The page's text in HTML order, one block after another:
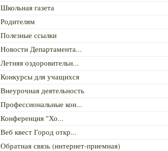
Школьная газета
Родителям
Полезные ссылки
Новости Департамента...
Летняя оздоровительн...
Конкурсы для учащихся
Внеурочная деятельность
Профессиональные кон...
Конференция "Хо...
Веб квест Город откр...
Обратная связь (интернет-приемная)